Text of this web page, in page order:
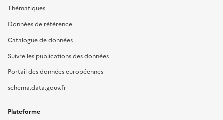
Thématiques
Données de référence
Catalogue de données
Suivre les publications des données
Portail des données européennes
schema.data.gouv.fr
Plateforme